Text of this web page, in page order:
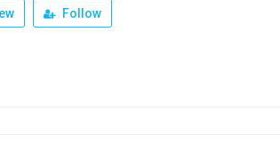
Follow